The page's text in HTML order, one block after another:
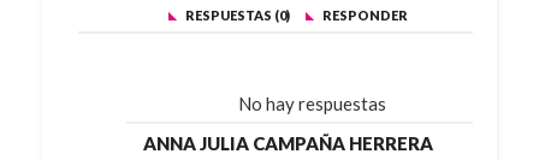
RESPUESTAS (0) RESPONDER
No hay respuestas
ANNA JULIA CAMPAÑA HERRERA